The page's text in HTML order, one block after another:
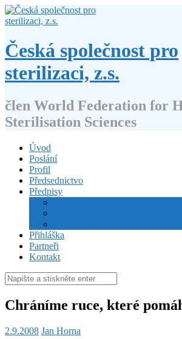
Přejít
k
webu
Česká společnost pro
sterilizaci, z.s.
člen World Federation for
Sterilisation Sciences
Úvod
Poslání
Profil
Předsednictvo
Předpisy
Přihláška
Partneři
Kontakt
Hledat:
Chráníme ruce, které
2.9.2008 Jan Horna